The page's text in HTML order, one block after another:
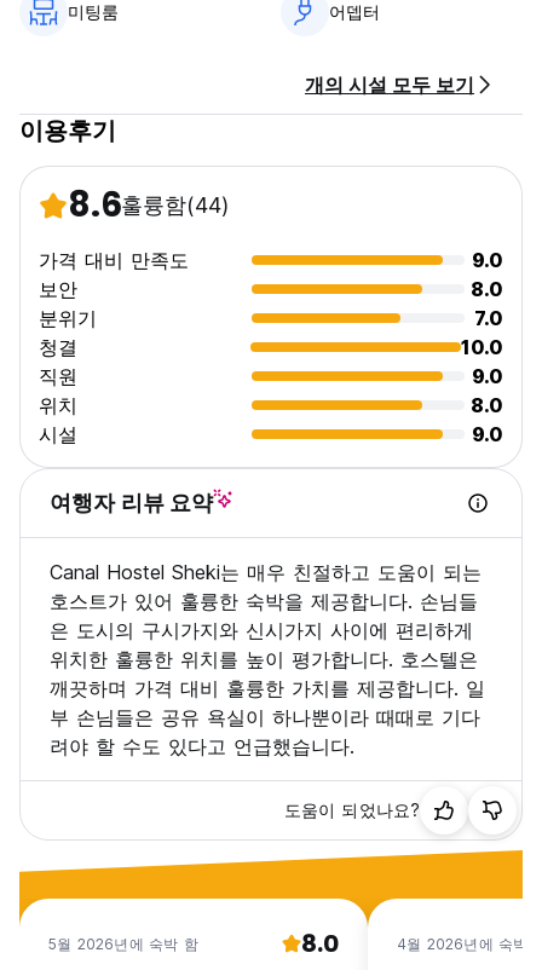
미팅룸 어뎁터
개의 시설 모두 보기
이용후기
8.6훌륭함(44)
가격 대비 만족도
9.0
보안
8.0
분위기
7.0
청결
10.0
직원
9.0
위치
8.0
시설
9.0
여행자 리뷰 요약
Canal Hostel Sheki는 매우 친절하고 도움이 되는
호스트가 있어 훌륭한 숙박을 제공합니다. 손님들
은 도시의 구시가지와 신시가지 사이에 편리하게
위치한 훌륭한 위치를 높이 평가합니다. 호스텔은
깨끗하며 가격 대비 훌륭한 가치를 제공합니다. 일
부 손님들은 공유 욕실이 하나뿐이라 때때로 기다
려야 할 수도 있다고 언급했습니다.
도움이 되었나요?
5월 2026년에 숙박 함 8.0 4월 2026년에 숙박